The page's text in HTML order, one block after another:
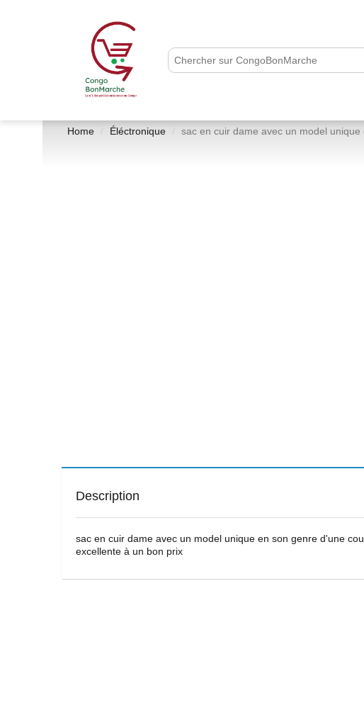
Home Éléctronique sac en cuir dame avec un model
Description
sac en cuir dame avec un model unique en son genre d'une
excellente à un bon prix